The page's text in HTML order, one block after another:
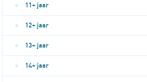
11+ jaar
12+ jaar
13+ jaar
14+ jaar